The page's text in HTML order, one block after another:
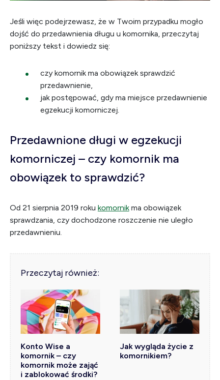
Jeśli więc podejrzewasz, że w Twoim przypadku mogło
dojść do przedawnienia długu u komornika, przeczytaj
poniższy tekst i dowiedz się:
czy komornik ma obowiązek sprawdzić
przedawnienie,
jak postępować, gdy ma miejsce przedawnienie
egzekucji komorniczej.
Przedawnione długi w egzekucji
komorniczej – czy komornik ma
obowiązek to sprawdzić?
Od 21 sierpnia 2019 roku komornikma obowiązek
sprawdzania, czy dochodzone roszczenie nie uległo
przedawnieniu.
Przeczytaj również:
Konto Wise a
komornik – czy
komornik może zająć
i zablokować środki?
Jak wygląda życie z
komornikiem?